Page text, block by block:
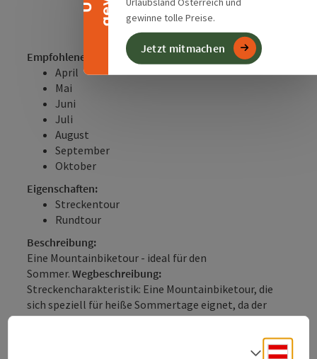
gewinne tolle Preise.
Jetzt mitmachen
Empfohlene Jahreszeiten:
April
Mai
Juni
Juli
August
September
Oktober
Eigenschaften:
Streckentour
Rundtour
Beschreibung:
Eine Mountainbiketour - ideal für den
Sommer. Wegbeschreibung:
Streckencharakteristik: Eine Mountainbiketour, die
sich speziell für heiße Sommertage eignet, da der
Anstieg im Großkohlergraben, außer um die
Sicherheitshinweise:
Erkundigen Sie sich vorab über etwaige Straße- oder